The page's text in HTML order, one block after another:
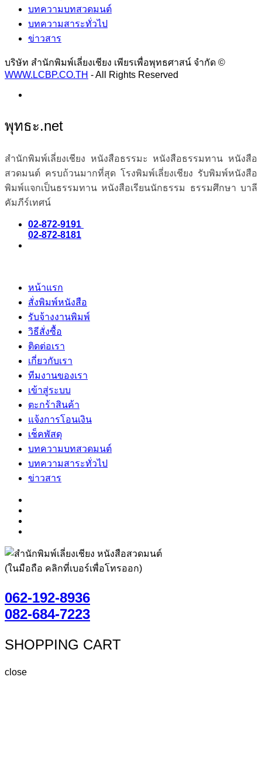
บทความบทสวดมนต์
บทความสาระทั่วไป
ข่าวสาร
บริษัท สำนักพิมพ์เลี่ยงเชียง เพียรเพื่อพุทธศาสน์ จำกัด ©
WWW.LCBP.CO.TH - All Rights Reserved
พุทธะ.net
สำนักพิมพ์เลี่ยงเชียง หนังสือธรรมะ หนังสือธรรมทาน หนังสือ
สวดมนต์ ครบถ้วนมากที่สุด โรงพิมพ์เลี่ยงเชียง รับพิมพ์หนังสือ
พิมพ์แจกเป็นธรรมทาน หนังสือเรียนนักธรรม ธรรมศึกษา บาลี
คัมภีร์เทศน์
02-872-9191
02-872-8181
หน้าแรก
สั่งพิมพ์หนังสือ
รับจ้างงานพิมพ์
วิธีสั่งซื้อ
ติดต่อเรา
เกี่ยวกับเรา
ทีมงานของเรา
เข้าสู่ระบบ
ตะกร้าสินค้า
แจ้งการโอนเงิน
เช็คพัสดุ
บทความบทสวดมนต์
บทความสาระทั่วไป
ข่าวสาร
(ในมือถือ คลิกที่เบอร์เพื่อโทรออก)
062-192-8936
082-684-7223
SHOPPING CART
close